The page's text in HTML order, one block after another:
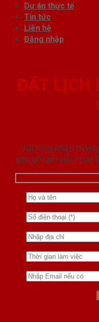
Dự án thực tế
Tin tức
Liên hệ
Đăng nhập
ĐẶT LỊCH
Vui lòng nhập
gặp gỡ làm việc hoăc